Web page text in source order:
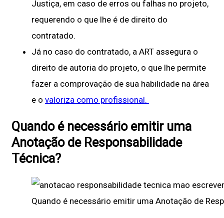
Justiça, em caso de erros ou falhas no projeto,
requerendo o que lhe é de direito do
contratado.
Já no caso do contratado, a ART assegura o
direito de autoria do projeto, o que lhe permite
fazer a comprovação de sua habilidade na área
e o valoriza como profissional.
Quando é necessário emitir uma
Anotação de Responsabilidade
Técnica?
Quando é necessário emitir uma Anotação de